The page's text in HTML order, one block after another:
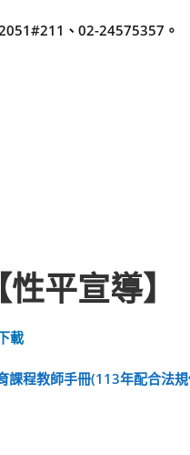
、02-24575357。
【性平宣導】
載
課程教師手冊(113年配合法